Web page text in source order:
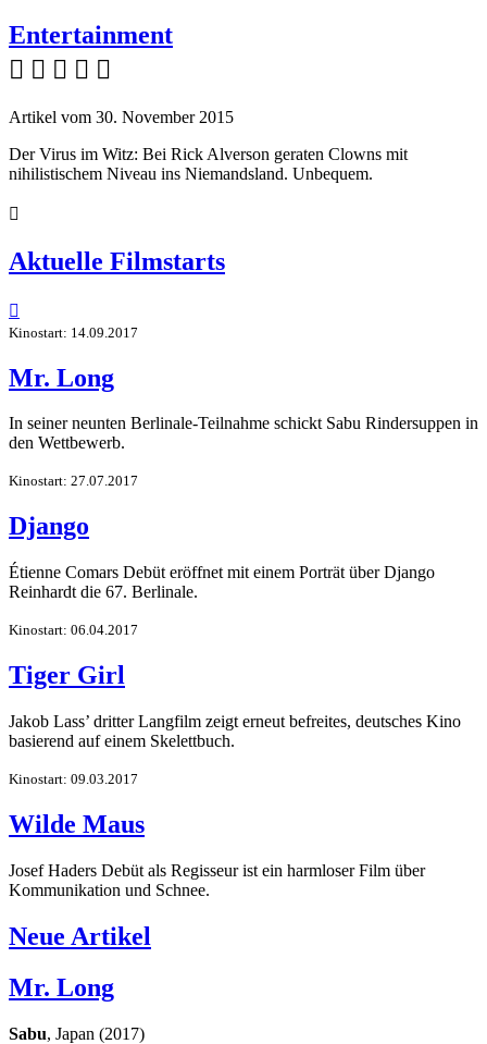
Entertainment
    
Artikel vom 30. November 2015
Der Virus im Witz: Bei Rick Alverson geraten Clowns mit
nihilistischem Niveau ins Niemandsland. Unbequem.

Aktuelle Filmstarts

Kinostart: 14.09.2017
Mr. Long
In seiner neunten Berlinale-Teilnahme schickt Sabu Rindersuppen in
den Wettbewerb.
Kinostart: 27.07.2017
Django
Étienne Comars Debüt eröffnet mit einem Porträt über Django
Reinhardt die 67. Berlinale.
Kinostart: 06.04.2017
Tiger Girl
Jakob Lass’ dritter Langfilm zeigt erneut befreites, deutsches Kino
basierend auf einem Skelettbuch.
Kinostart: 09.03.2017
Wilde Maus
Josef Haders Debüt als Regisseur ist ein harmloser Film über
Kommunikation und Schnee.
Neue Artikel
Mr. Long
Sabu, Japan (2017)